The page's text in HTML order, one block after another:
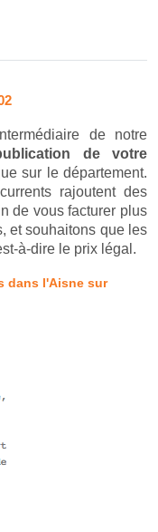
de notre
de votre
sur le département.
rajoutent des
de vous facturer plus
et souhaitons que les
à-dire le prix légal.
dans l'Aisne sur